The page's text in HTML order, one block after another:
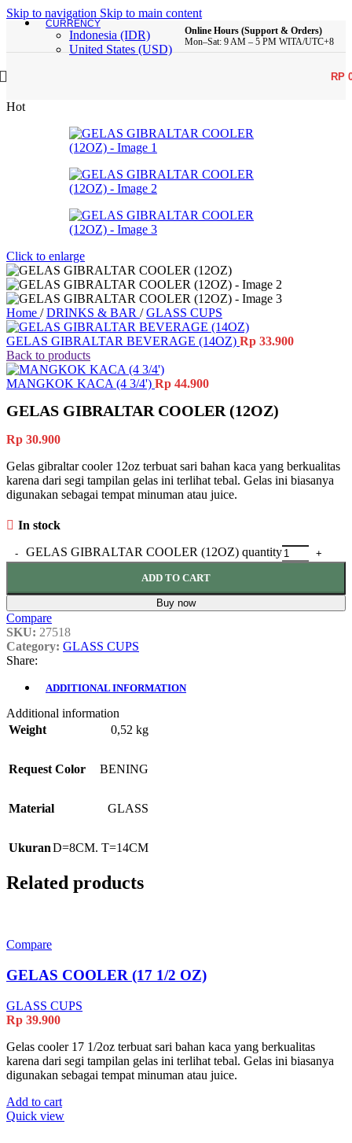
Skip to navigation Skip to main content
CURRENCY
Indonesia (IDR)
United States (USD)
Online Hours (Support & Orders)
Mon–Sat: 9 AM – 5 PM WITA/UTC+8
RP
Hot
Click to enlarge
Home / DRINKS & BAR / GLASS CUPS
GELAS GIBRALTAR BEVERAGE (14OZ) Rp 33.900
Back to products
MANGKOK KACA (4 3/4') Rp 44.900
GELAS GIBRALTAR COOLER (12OZ)
Rp 30.900
Gelas gibraltar cooler 12oz terbuat sari bahan kaca yang berkualitas
karena dari segi tampilan gelas ini terlihat tebal. Gelas ini biasanya
digunakan sebagai tempat minuman atau juice.
In stock
GELAS GIBRALTAR COOLER (12OZ) quantity
ADD TO CART
Buy now
Compare
SKU: 27518
Category: GLASS CUPS
Share:
ADDITIONAL INFORMATION
Additional information
Weight
0,52 kg
Request Color BENING
Material GLASS
UkuranD=8CM. T=14CM
Related products
Compare
GELAS COOLER (17 1/2 OZ)
GLASS CUPS
Rp 39.900
Gelas cooler 17 1/2oz terbuat sari bahan kaca yang berkualitas
karena dari segi tampilan gelas ini terlihat tebal. Gelas ini biasanya
digunakan sebagai tempat minuman atau juice.
Add to cart
Quick view